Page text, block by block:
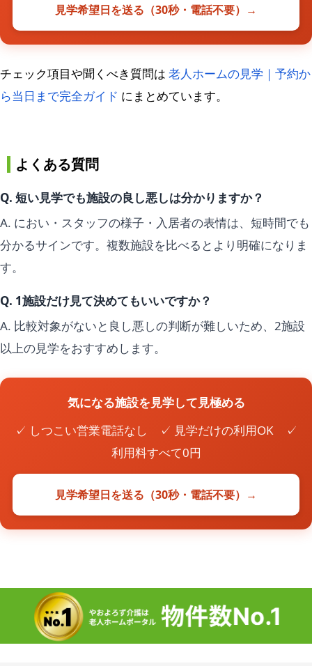
見学希望日を送る（30秒・電話不要）→
チェック項目や聞くべき質問は 老人ホームの見学｜予約か
ら当日まで完全ガイド にまとめています。
よくある質問
Q. 短い見学でも施設の良し悪しは分かりますか？
A. におい・スタッフの様子・入居者の表情は、短時間でも
分かるサインです。複数施設を比べるとより明確になりま
す。
Q. 1施設だけ見て決めてもいいですか？
A. 比較対象がないと良し悪しの判断が難しいため、2施設
以上の見学をおすすめします。
気になる施設を見学して見極める
✓ しつこい営業電話なし ✓ 見学だけの利用OK ✓
利用料すべて0円
見学希望日を送る（30秒・電話不要）→